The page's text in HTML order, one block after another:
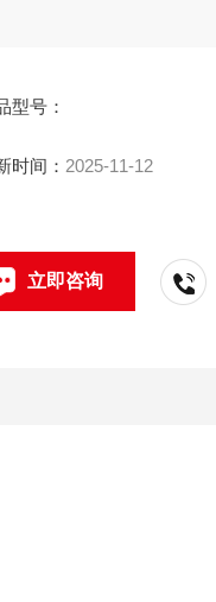
型号：
时间： 2025-11-12
立即咨询